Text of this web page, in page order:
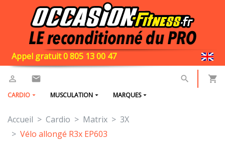
Appel gratuit 0 805 13 00 47
CARDIO MUSCULATION MARQUES
Accueil Cardio Matrix
3X
Vélo allongé R3x EP603